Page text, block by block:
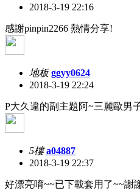
2018-3-19 22:16
感謝pinpin2266 熱情分享!
地板 ggyy0624
2018-3-19 22:24
P大久違的副主題阿~三麗歐男
5樓 a04887
2018-3-19 22:37
好漂亮唷~~已下載套用了~~謝